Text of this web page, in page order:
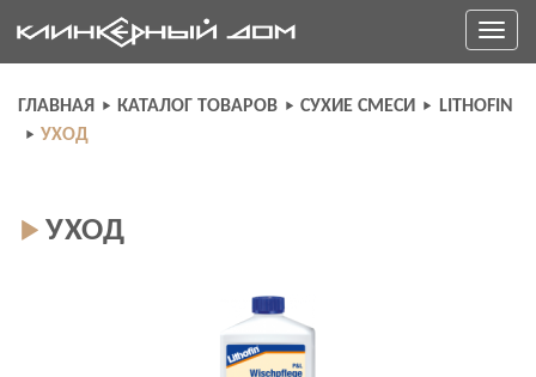
to
content
Toggle
ГЛАВНАЯ КАТАЛОГ ТОВАРОВ СУХИЕ СМЕСИ
LITHOFIN
УХОД
УХОД